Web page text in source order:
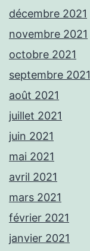
décembre 2021
novembre 2021
octobre 2021
septembre 2021
août 2021
juillet 2021
juin 2021
mai 2021
avril 2021
mars 2021
février 2021
janvier 2021